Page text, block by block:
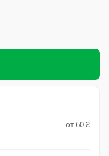
от 60 ₴